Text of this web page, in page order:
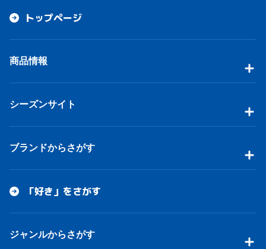
トップページ
商品情報
シーズンサイト
ブランドからさがす
「好き」をさがす
ジャンルからさがす